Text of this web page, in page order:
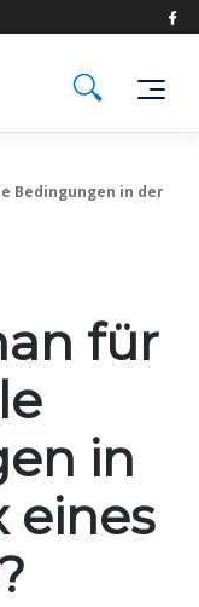
Bedingungen in der
für
in
eines